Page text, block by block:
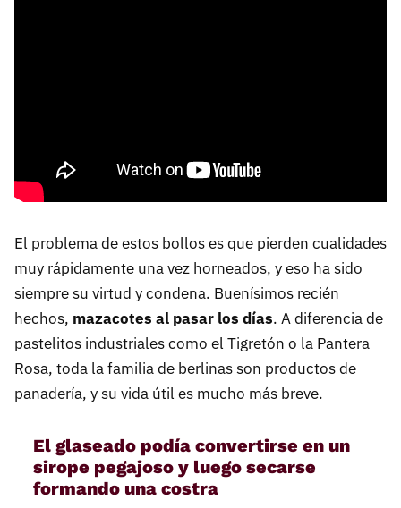
El problema de estos bollos es que pierden cualidades
muy rápidamente una vez horneados, y eso ha sido
siempre su virtud y condena. Buenísimos recién
hechos, mazacotes al pasar los días. A diferencia de
pastelitos industriales como el Tigretón o la Pantera
Rosa, toda la familia de berlinas son productos de
panadería, y su vida útil es mucho más breve.
El glaseado podía convertirse en un
sirope pegajoso y luego secarse
formando una costra